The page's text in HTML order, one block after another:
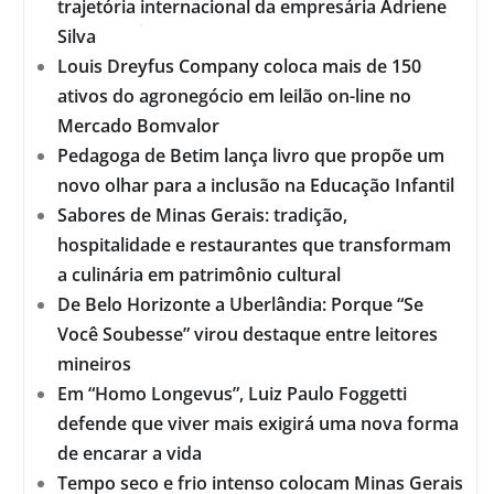
trajetória internacional da empresária Adriene
Silva
Louis Dreyfus Company coloca mais de 150
ativos do agronegócio em leilão on-line no
Mercado Bomvalor
Pedagoga de Betim lança livro que propõe um
novo olhar para a inclusão na Educação Infantil
Sabores de Minas Gerais: tradição,
hospitalidade e restaurantes que transformam
a culinária em patrimônio cultural
De Belo Horizonte a Uberlândia: Porque “Se
Você Soubesse” virou destaque entre leitores
mineiros
Em “Homo Longevus”, Luiz Paulo Foggetti
defende que viver mais exigirá uma nova forma
de encarar a vida
Tempo seco e frio intenso colocam Minas Gerais